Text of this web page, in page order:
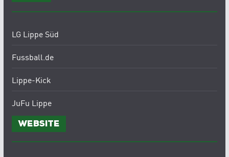
LG Lippe Süd
Fussball.de
Lippe-Kick
JuFu Lippe
Website